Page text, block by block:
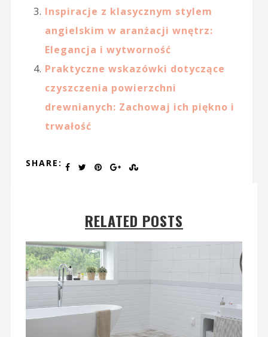
Inspiracje z klasycznym stylem
angielskim w aranżacji wnętrz:
Elegancja i wytworność
Praktyczne wskazówki dotyczące
czyszczenia powierzchni
drewnianych: Zachowaj ich piękno i
trwałość
SHARE:
RELATED POSTS